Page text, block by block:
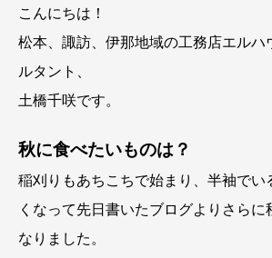
こんにちは！
松本、諏訪、伊那地域の工務店エルハ
ルタント、
土橋千咲です。
秋に食べたいものは？
稲刈りもあちこちで始まり、半袖でい
くなって先日書いたブログよりさらに
なりました。